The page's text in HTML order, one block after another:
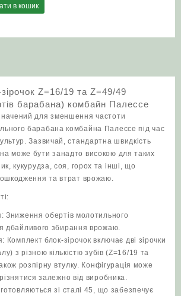
в кошик
Z=16/19 та Z=49/49
барабана) комбайн Палессе
для зменшення частоти
барабана комбайна Палессе під час
Зазвичай, стандартна швидкість
може бути занадто високою для таких
кукурудза, соя, горох та інші, що
та втрат врожаю.
Зниження обертів молотильного
дбайливого збирання врожаю.
Комплект блок-зірочок включає дві зірочки
з різною кількістю зубів (Z=16/19 та
розпірну втулку. Конфігурація може
залежно від виробника.
зі сталі 45, що забезпечує